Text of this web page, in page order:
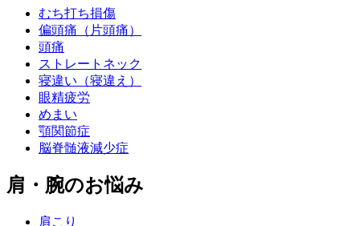
むち打ち損傷
偏頭痛（片頭痛）
頭痛
ストレートネック
寝違い（寝違え）
眼精疲労
めまい
顎関節症
脳脊髄液減少症
肩・腕のお悩み
肩こり